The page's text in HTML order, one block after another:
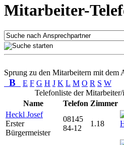
Mitarbeiter-
Sprung zu den Mitarbeitern mit dem
B E F G H J K L M O R S W
Telefonliste der
Name
Telefon Zimmer
Heckl Josef
Erster
Bürgermeister
08145
84-12
1.18